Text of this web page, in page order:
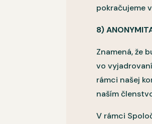
pokračujeme
8)
Znamená, že
vo
rámci našej
naším
V rámci